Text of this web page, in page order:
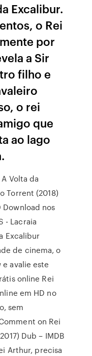
Excalibur.
o Rei
por
a Sir
filho e
o rei
que
ao lago
Volta da
Torrent (2018)
nos
- Lacraia
Excalibur
de cinema, o
avalie este
online Rei
em HD no
sem
on Rei
Dub – IMDB
Arthur, precisa